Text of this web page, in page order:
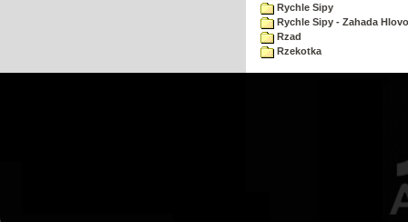
Rychle Sipy
Rychle Sipy - Zahada
Rzad
Rzekotka